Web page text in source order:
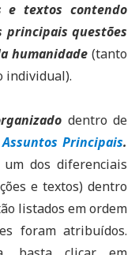
e textos contendo
principais questões
humanidade (tanto
individual).
dentro de
Assuntos Principais.
dos diferenciais
e textos) dentro
listados em ordem
foram atribuídos.